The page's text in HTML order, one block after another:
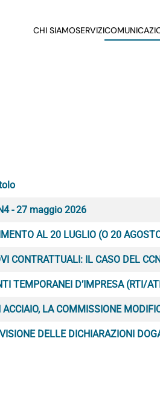
CHI SIAMOSERVIZI
- 27 maggio 2026
AL 20 LUGLIO (O 20
CONTRATTUALI: IL CASO DEL
TEMPORANEI D’IMPRESA (RTI/
LA COMMISSIONE
DELLE DICHIARAZIONI